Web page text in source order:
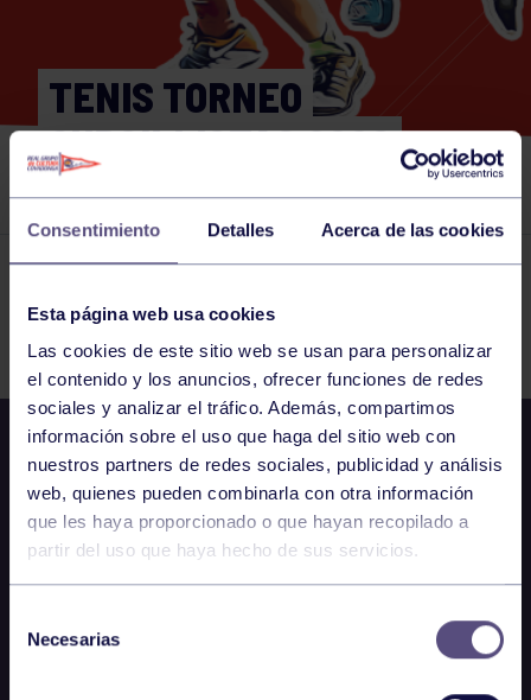
Consentimiento Detalles Acerca de las cookies
Esta página web usa cookies
Las cookies de este sitio web se usan para personalizar
el contenido y los anuncios, ofrecer funciones de redes
sociales y analizar el tráfico. Además, compartimos
información sobre el uso que haga del sitio web con
nuestros partners de redes sociales, publicidad y análisis
web, quienes pueden combinarla con otra información
que les haya proporcionado o que hayan recopilado a
partir del uso que haya hecho de sus servicios.
Necesarias
TENIS TORNEO
CURSILLISTAS 2026
PRIMERA MASCULINA